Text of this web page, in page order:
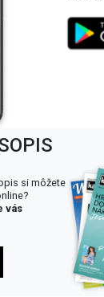
si môžete
vás